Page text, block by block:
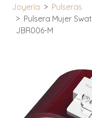
Joyería
Pulseras
Pulsera Mujer
JBR006-M